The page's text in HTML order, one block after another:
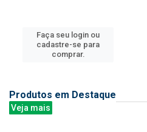
Faça seu login ou
cadastre-se para
comprar.
Produtos em Destaque
Veja mais